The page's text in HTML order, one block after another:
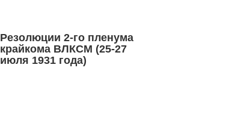
Резолюции 2-го пленума
крайкома ВЛКСМ (25-27
июля 1931 года)